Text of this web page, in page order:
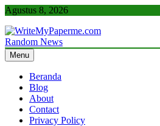
Skip
content
Agustus 8, 2026
WriteMyPaperme.com
Bisnis, Kuliner, Teknologi
Random News
Menu
Beranda
Blog
About
Contact
Privacy Policy